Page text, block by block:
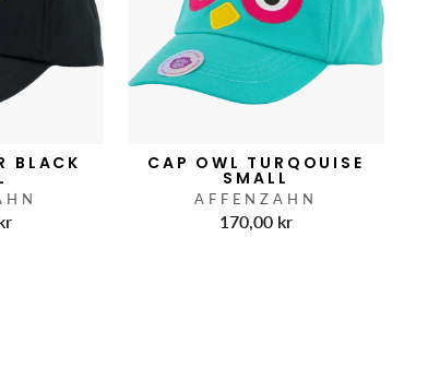
BLACK CAP OWL TURQOUISE
SMALL
AFFENZAHN
170,00 kr